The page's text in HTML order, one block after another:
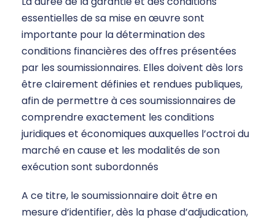
essentielles de sa mise en œuvre sont
importante pour la détermination des
conditions financières des offres présentées
par les soumissionnaires. Elles doivent dès lors
être clairement définies et rendues publiques,
afin de permettre à ces soumissionnaires de
comprendre exactement les conditions
juridiques et économiques auxquelles l’octroi du
marché en cause et les modalités de son
exécution sont subordonnés
A ce titre, le soumissionnaire doit être en
mesure d’identifier, dès la phase d’adjudication,